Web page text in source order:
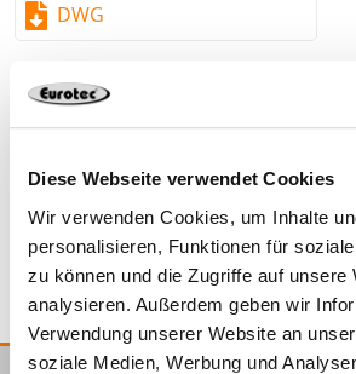
Diese Webseite verwendet Cookies
Wir verwenden Cookies, um Inhalte
personalisieren, Funktionen für
zu können und die Zugriffe auf unsere
analysieren. Außerdem geben wir
Verwendung unserer Website an
soziale Medien, Werbung und
DWG